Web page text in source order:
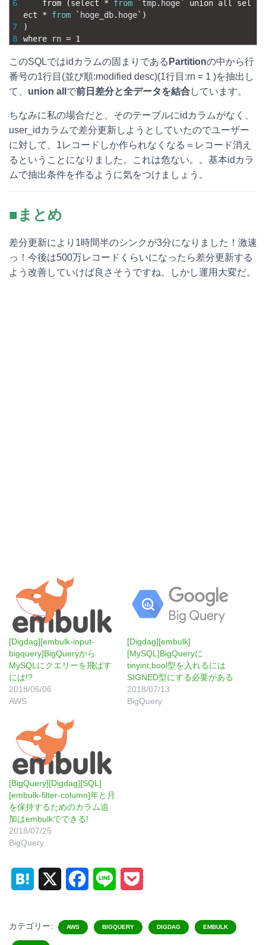
6
7
8
from
(select * from ` tmp. hoge` union all sel
ect *
from ` hoge_db. hoge` )
)
where
rn = 1
このSQLではidカラムの固まりである Partitionの中から行
番号の1行目(並び順:modified desc)(1行目:rn = 1 )を抽出し
て、 union all で前日差分と全データを結合しています。
ちなみに私の場合だと、そのテーブルにidカラムがなく、
user_idカラムで差分更新しようとしていたのでユーザー
に対して、1レコードしか作られなくなる＝レコード消え
るということになりました。これは危ない。。基本idカラ
ムで抽出条件を作るように気をつけましょう。
■まとめ
差分更新により1時間半のシンクが3分になりました！激速
っ！今後は500万レコードくらいになったら差分更新する
よう改善していけば良さそうですね。しかし運用大変だ。
[Digdag][embulk-input-
bigquery]BigQueryから
MySQLにクエリーを飛ばす
には!?
2018/06/06
AWS
[Digdag][embulk]
[MySQL]BigQueryに
tinyint,bool型を入れるには
SIGNED型にする必要がある
2018/07/13
BigQuery
[BigQuery][Digdag][SQL]
[embulk-filter-column]年と月
を保持するためのカラム追
加はembulkでできる!
2018/07/25
BigQuery
t n
カテゴリー: AWS BIGQUERY DIGDAG EMBULK